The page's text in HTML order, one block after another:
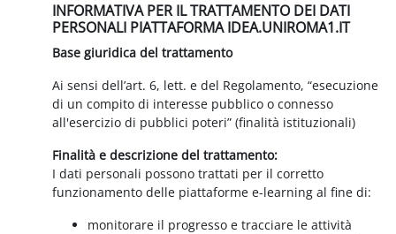
INFORMATIVA PER IL TRATTAMENTO DEI DATI
PERSONALI PIATTAFORMA IDEA.UNIROMA1.IT
Base giuridica del trattamento
Ai sensi dell’art. 6, lett. e del Regolamento, “esecuzione
di un compito di interesse pubblico o connesso
all'esercizio di pubblici poteri” (finalità istituzionali)
Finalità e descrizione del trattamento:
I dati personali possono trattati per il corretto
funzionamento delle piattaforme e-learning al fine di:
monitorare il progresso e tracciare le attività